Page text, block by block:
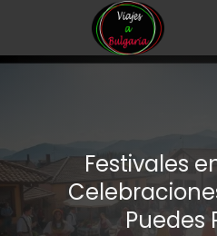
Festivales
Puedes